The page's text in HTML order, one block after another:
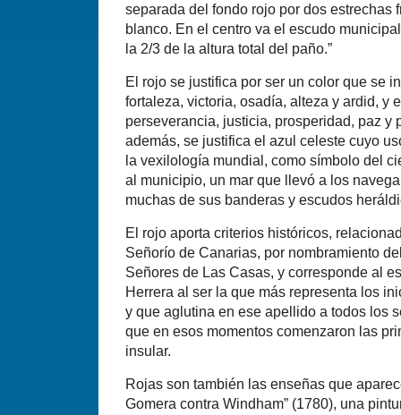
separada del fondo rojo por dos estrechas
blanco. En el centro va el escudo
la 2/3 de la altura total del paño.”
El rojo se justifica por ser un color que se
fortaleza, victoria, osadía, alteza y ardid, y
perseverancia, justicia, prosperidad, paz y
además, se justifica el azul celeste cuyo
la vexilología mundial, como símbolo del
al municipio, un mar que llevó a los
muchas de sus banderas y escudos
El rojo aporta criterios históricos,
Señorío de Canarias, por nombramiento
Señores de Las Casas, y corresponde al
Herrera al ser la que más representa los
y que aglutina en ese apellido a todos los
que en esos momentos comenzaron las
insular.
Rojas son también las enseñas que
Gomera contra Windham” (1780), una